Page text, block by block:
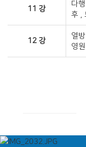
11 강
다
후 ,
12 강
열
영